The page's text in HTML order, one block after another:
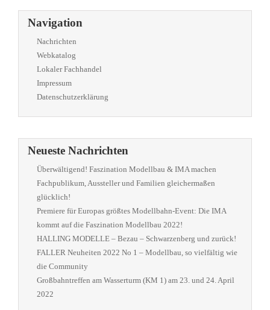
Navigation
Nachrichten
Webkatalog
Lokaler Fachhandel
Impressum
Datenschutzerklärung
Neueste Nachrichten
Überwältigend! Faszination Modellbau & IMA machen
Fachpublikum, Aussteller und Familien gleichermaßen
glücklich!
Premiere für Europas größtes Modellbahn-Event: Die IMA
kommt auf die Faszination Modellbau 2022!
HALLING MODELLE – Bezau – Schwarzenberg und zurück!
FALLER Neuheiten 2022 No 1 – Modellbau, so vielfältig wie
die Community
Großbahntreffen am Wasserturm (KM 1) am 23. und 24. April
2022